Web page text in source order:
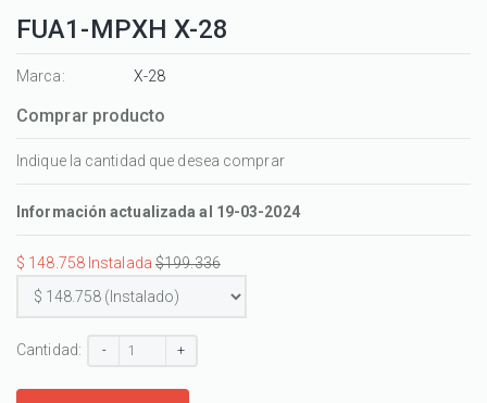
FUA1-MPXH X-28
Marca: X-28
Comprar producto
Indique la cantidad que desea comprar
Información actualizada al 19-03-2024
$ 148.758 Instalada $199.336
Cantidad: - +